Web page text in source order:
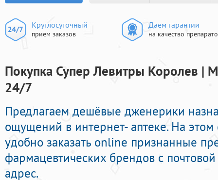
Круглосуточный
прием заказов
Даем гарантии
на качество
Покупка Супер Левитры Королев |
24/7
Предлагаем дешёвые дженерики
ощущений в интернет- аптеке. На
удобно заказать online признанные
фармацевтических брендов с
адрес.